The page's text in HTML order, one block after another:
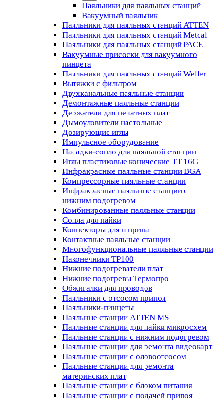
Паяльники для паяльных станций
Вакуумный паяльник
Паяльники для паяльных станций ATTEN
Паяльники для паяльных станций Metcal
Паяльники для паяльных станций PACE
Вакуумные присоски для вакуумного
пинцета
Паяльники для паяльных станций Weller
Вытяжки с фильтром
Двухканальные паяльные станции
Демонтажные паяльные станции
Держатели для печатных плат
Дымоуловители настольные
Дозирующие иглы
Импульсное оборудование
Насадки-сопло для паяльной станции
Иглы пластиковые конические TT 16G
Инфракрасные паяльные станции BGA
Компрессорные паяльные станции
Инфракрасные паяльные станции с
нижним подогревом
Комбинированные паяльные станции
Сопла для пайки
Коннекторы для шприца
Контактные паяльные станции
Многофункциональные паяльные станции
Наконечники TP100
Нижние подогреватели плат
Нижние подогревы Термопро
Обжигалки для проводов
Паяльники с отсосом припоя
Паяльники-пинцеты
Паяльные станции ATTEN MS
Паяльные станции для пайки микросхем
Паяльные станции с нижним подогревом
Паяльные станции для ремонта видеокарт
Паяльные станции с оловоотсосом
Паяльные станции для ремонта
материнских плат
Паяльные станции с блоком питания
Паяльные станции с подачей припоя